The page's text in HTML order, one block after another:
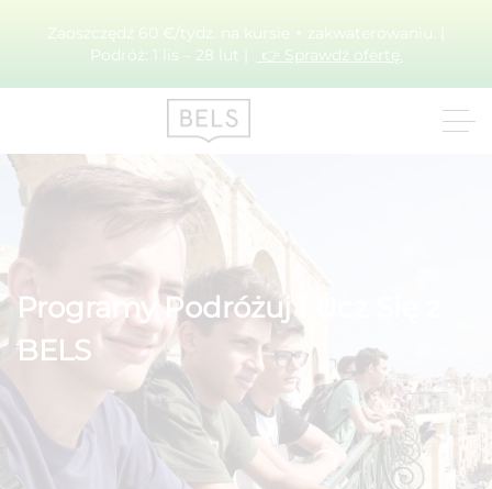
Zaoszczędź 60 €/tydz. na kursie + zakwaterowaniu. |
Podróż: 1 lis – 28 lut |
👉 Sprawdź ofertę.
Programy Podróżuj i Ucz Się z
BELS